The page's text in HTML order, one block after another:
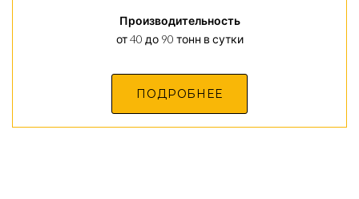
Производительность
от 40 до 90 тонн в сутки
ПОДРОБНЕЕ